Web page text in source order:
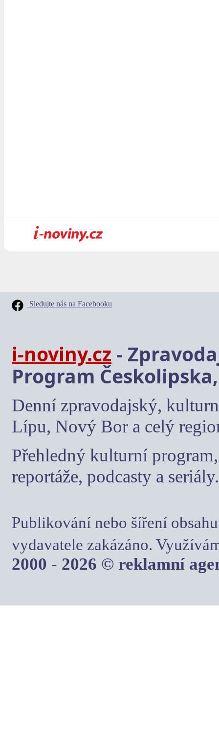
Sledujte nás na Facebooku
i-noviny.cz -
Program
Denní zpravodajský,
Lípu, Nový Bor a celý
Přehledný kulturní
reportáže, podcasty a seriály.
Publikování nebo šíření
vydavatele zakázáno.
2000 - 2026 © reklamní